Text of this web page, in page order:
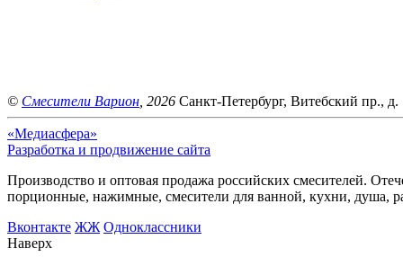
© Смесители Варион , 2026 Санкт-Петербург, Витебский пр., д.
«Медиасфера»
Разработка и продвижение сайта
Производство и оптовая продажа российских смесителей.
порционные, нажимные, смесители для ванной, кухни, душа,
Bконтакте ЖЖ Одноклассники
Наверх